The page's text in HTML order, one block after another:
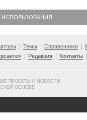
ИСПОЛЬЗОВАНИЯ
Темы Справочники
Редакция Контакты
ПРОЕКТЫ И НОВОСТИ
ОСНОВЕ